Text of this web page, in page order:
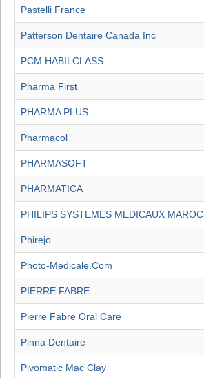
Pastelli France
Patterson Dentaire Canada Inc
PCM HABILCLASS
Pharma First
PHARMA PLUS
Pharmacol
PHARMASOFT
PHARMATICA
PHILIPS SYSTEMES MEDICAUX MAROC
Phirejo
Photo-Medicale.Com
PIERRE FABRE
Pierre Fabre Oral Care
Pinna Dentaire
Pivomatic Mac Clay